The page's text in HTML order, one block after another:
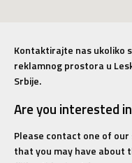
Kontaktirajte nas ukoliko
reklamnog prostora u
Srbije.
Are you interested
Please contact one of
that you may have about